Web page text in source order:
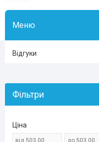
Відгуки
Фільтри
Ціна